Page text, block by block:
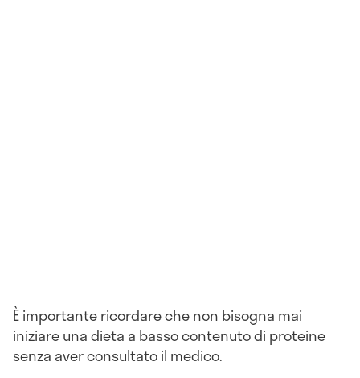
È importante ricordare che non bisogna mai
iniziare una dieta a basso contenuto di proteine
senza aver consultato il medico.